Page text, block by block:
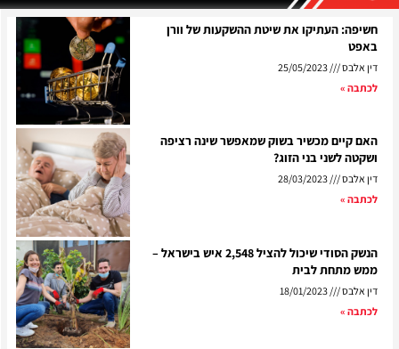
חשיפה: העתיקו את שיטת ההשקעות של וורן
באפט
דין אלבס
לכתבה »
האם קיים מכשיר בשוק שמאפשר שינה רציפה
ושקטה לשני בני הזוג?
דין אלבס
28/03/2023
לכתבה »
הנשק הסודי שיכול להציל 2,548 איש בישראל –
ממש מתחת לבית
דין אלבס
לכתבה »